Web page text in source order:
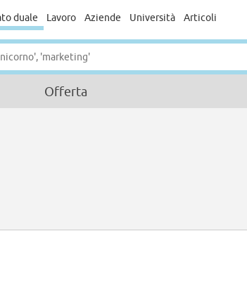
duale Lavoro Aziende Università Articoli
Offerta